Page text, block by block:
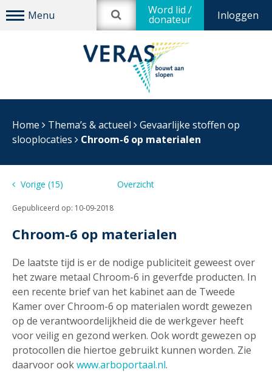
Inloggen
Word lid /
donateur
Home Thema’s & actueel
Gevaarlijke stoffen op
slooplocaties
Chroom-6 op materialen
Vorige (15) Overzicht
Gepubliceerd op: 10-09-2018
Chroom-6 op materialen
De laatste tijd is er de nodige publiciteit geweest over
het zware metaal Chroom-6 in geverfde producten. In
een recente brief van het kabinet aan de Tweede
Kamer over Chroom-6 op materialen wordt gewezen
op de verantwoordelijkheid die de werkgever heeft
voor veilig en gezond werken. Ook wordt gewezen op
protocollen die hiertoe gebruikt kunnen worden. Zie
daarvoor ookwww.arboportaal.nl.